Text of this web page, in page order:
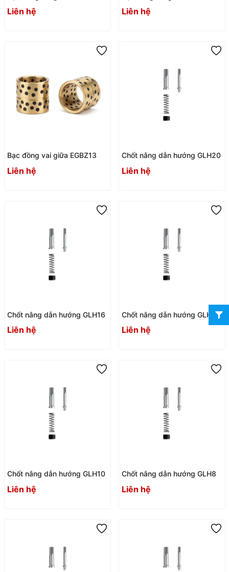
Liên hệ Liên hệ
Bạc đồng vai giữa EGBZ13
Liên hệ
Chốt nâng dẫn hướng GLH20
Liên hệ
Chốt nâng dẫn hướng GLH16
Liên hệ
Chốt nâng dẫn hướng GLH13
Liên hệ
Chốt nâng dẫn hướng GLH10
Liên hệ
Chốt nâng dẫn hướng GLH8
Liên hệ